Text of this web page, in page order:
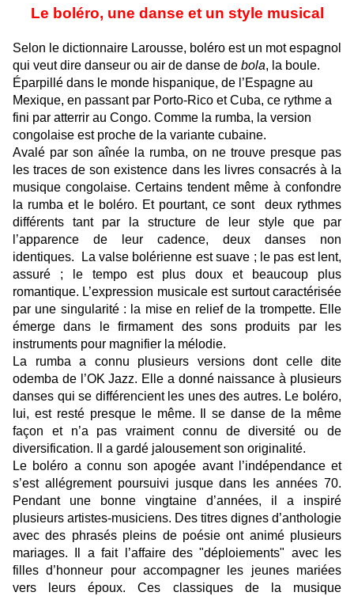
Le boléro, une danse et un style musical
Selon le dictionnaire Larousse, boléro est un mot espagnol
qui veut dire danseur ou air de danse de bola, la boule.
Éparpillé dans le monde hispanique, de l’Espagne au
Mexique, en passant par Porto-Rico et Cuba, ce rythme a
fini par atterrir au Congo. Comme la rumba, la version
congolaise est proche de la variante cubaine.
Avalé par son aînée la rumba, on ne trouve presque pas
les traces de son existence dans les livres consacrés à la
musique congolaise. Certains tendent même à confondre
la rumba et le boléro. Et pourtant, ce sont deux rythmes
différents tant par la structure de leur style que par
l’apparence de leur cadence, deux danses non
identiques. La valse bolérienne est suave ; le pas est lent,
assuré ; le tempo est plus doux et beaucoup plus
romantique. L’expression musicale est surtout caractérisée
par une singularité : la mise en relief de la trompette. Elle
émerge dans le firmament des sons produits par les
instruments pour magnifier la mélodie.
La rumba a connu plusieurs versions dont celle dite
odemba de l’OK Jazz. Elle a donné naissance à plusieurs
danses qui se différencient les unes des autres. Le boléro,
lui, est resté presque le même. Il se danse de la même
façon et n’a pas vraiment connu de diversité ou de
diversification. Il a gardé jalousement son originalité.
Le boléro a connu son apogée avant l’indépendance et
s’est allégrement poursuivi jusque dans les années 70.
Pendant une bonne vingtaine d’années, il a inspiré
plusieurs artistes-musiciens. Des titres dignes d’anthologie
avec des phrasés pleins de poésie ont animé plusieurs
mariages. Il a fait l’affaire des "déploiements" avec les
filles d’honneur pour accompagner les jeunes mariées
vers leurs époux. Ces classiques de la musique